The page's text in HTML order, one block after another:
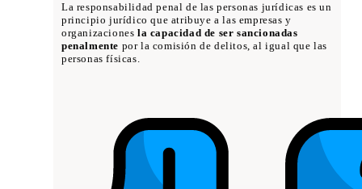
La responsabilidad penal de las personas jurídicas es un
principio jurídico que atribuye a las empresas y
organizaciones la capacidad de ser sancionadas
penalmente por la comisión de delitos, al igual que las
personas físicas.